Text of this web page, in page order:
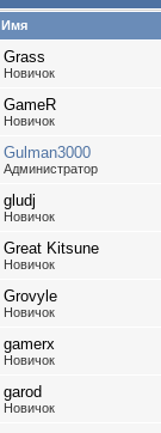
Имя
Grass
Новичок
GameR
Новичок
Gulman3000
Администратор
gludj
Новичок
Great Kitsune
Новичок
Grovyle
Новичок
gamerx
Новичок
garod
Новичок